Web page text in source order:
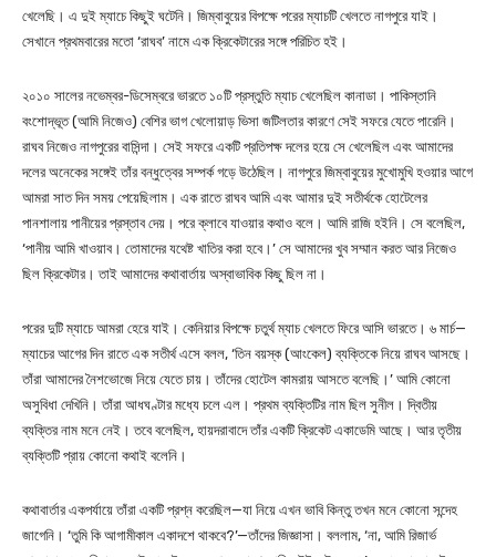
খেলেছি। এ দুই ম্যাচে কিছুই ঘটেনি। জিম্বাবুয়ের বিপক্ষে পরের ম্যাচটি খেলতে নাগপুরে যাই।
সেখানে প্রথমবারের মতো ‘রাঘব’ নামে এক ক্রিকেটারের সঙ্গে পরিচিত হই।
২০১০ সালের নভেম্বর-ডিসেম্বরে ভারতে ১০টি প্রস্তুতি ম্যাচ খেলেছিল কানাডা। পাকিস্তানি
বংশোদ্ভূত (আমি নিজেও) বেশির ভাগ খেলোয়াড় ভিসা জটিলতার কারণে সেই সফরে যেতে পারেনি।
রাঘব নিজেও নাগপুরের বাসিন্দা। সেই সফরে একটি প্রতিপক্ষ দলের হয়ে সে খেলেছিল এবং আমাদের
দলের অনেকের সঙ্গেই তাঁর বন্ধুত্বের সম্পর্ক গড়ে উঠেছিল। নাগপুরে জিম্বাবুয়ের মুখোমুখি হওয়ার আগে
আমরা সাত দিন সময় পেয়েছিলাম। এক রাতে রাঘব আমি এবং আমার দুই সতীর্থকে হোটেলের
পানশালায় পানীয়ের প্রস্তাব দেয়। পরে ক্লাবে যাওয়ার কথাও বলে। আমি রাজি হইনি। সে বলেছিল,
‘পানীয় আমি খাওয়াব। তোমাদের যথেষ্ট খাতির করা হবে।’ সে আমাদের খুব সম্মান করত আর নিজেও
ছিল ক্রিকেটার। তাই আমাদের কথাবার্তায় অস্বাভাবিক কিছু ছিল না।
পরের দুটি ম্যাচে আমরা হেরে যাই। কেনিয়ার বিপক্ষে চতুর্থ ম্যাচ খেলতে ফিরে আসি ভারতে। ৬ মার্চ—
ম্যাচের আগের দিন রাতে এক সতীর্থ এসে বলল, ‘তিন বয়স্ক (আংকেল) ব্যক্তিকে নিয়ে রাঘব আসছে।
তাঁরা আমাদের নৈশভোজে নিয়ে যেতে চায়। তাঁদের হোটেল কামরায় আসতে বলেছি।’ আমি কোনো
অসুবিধা দেখিনি। তাঁরা আধঘণ্টার মধ্যে চলে এল। প্রথম ব্যক্তিটির নাম ছিল সুনীল। দ্বিতীয়
ব্যক্তির নাম মনে নেই। তবে বলেছিল, হায়দরাবাদে তাঁর একটি ক্রিকেট একাডেমি আছে। আর তৃতীয়
ব্যক্তিটি প্রায় কোনো কথাই বলেনি।
কথাবার্তার একপর্যায়ে তাঁরা একটি প্রশ্ন করেছিল—যা নিয়ে এখন ভাবি কিন্তু তখন মনে কোনো সন্দেহ
জাগেনি। ‘তুমি কি আগামীকাল একাদশে থাকবে?’—তাঁদের জিজ্ঞাসা। বললাম, ‘না, আমি রিজার্ভ